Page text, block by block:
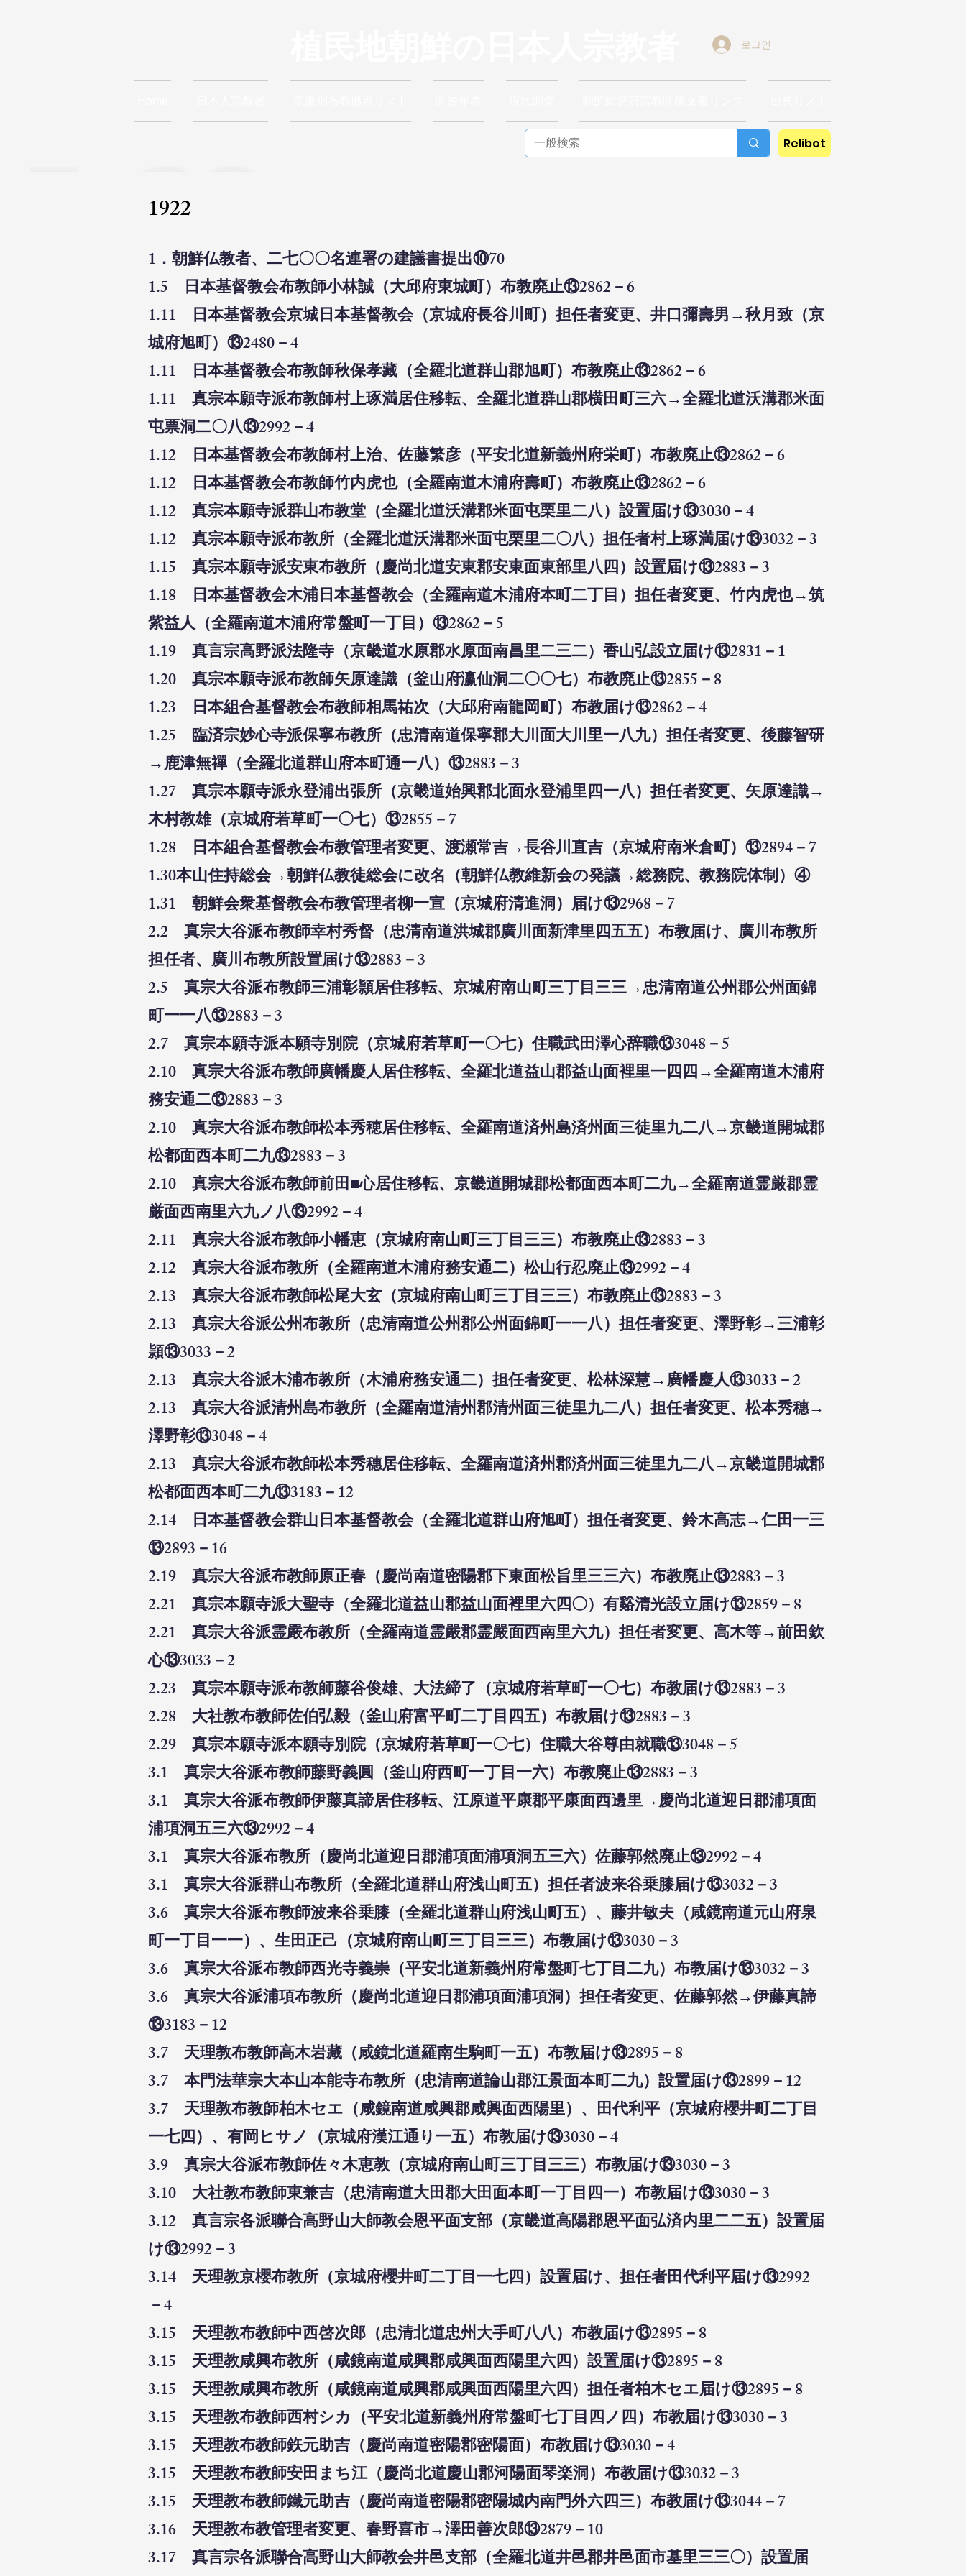
로그인
Relibot
1922
1．朝鮮仏教者、二七〇〇名連署の建議書提出⑩70
1.5 日本基督教会布教師小林誠（大邱府東城町）布教廃止⑬2862－6
1.11 日本基督教会京城日本基督教会（京城府長谷川町）担任者変更、井口彌壽男→秋月致（京
城府旭町）⑬2480－4
1.11 日本基督教会布教師秋保孝藏（全羅北道群山郡旭町）布教廃止⑬2862－6
1.11 真宗本願寺派布教師村上琢満居住移転、全羅北道群山郡横田町三六→全羅北道沃溝郡米面
屯票洞二〇八⑬2992－4
1.12 日本基督教会布教師村上治、佐藤繁彦（平安北道新義州府栄町）布教廃止⑬2862－6
1.12 日本基督教会布教師竹内虎也（全羅南道木浦府壽町）布教廃止⑬2862－6
1.12 真宗本願寺派群山布教堂（全羅北道沃溝郡米面屯栗里二八）設置届け⑬3030－4
1.12 真宗本願寺派布教所（全羅北道沃溝郡米面屯栗里二〇八）担任者村上琢満届け⑬3032－3
1.15 真宗本願寺派安東布教所（慶尚北道安東郡安東面東部里八四）設置届け⑬2883－3
1.18 日本基督教会木浦日本基督教会（全羅南道木浦府本町二丁目）担任者変更、竹内虎也→筑
紫益人（全羅南道木浦府常盤町一丁目）⑬2862－5
1.19 真言宗高野派法隆寺（京畿道水原郡水原面南昌里二三二）香山弘設立届け⑬2831－1
1.20 真宗本願寺派布教師矢原達識（釜山府瀛仙洞二〇〇七）布教廃止⑬2855－8
1.23 日本組合基督教会布教師相馬祐次（大邱府南龍岡町）布教届け⑬2862－4
1.25 臨済宗妙心寺派保寧布教所（忠清南道保寧郡大川面大川里一八九）担任者変更、後藤智研
→鹿津無禪（全羅北道群山府本町通一八）⑬2883－3
1.27 真宗本願寺派永登浦出張所（京畿道始興郡北面永登浦里四一八）担任者変更、矢原達識→
木村教雄（京城府若草町一〇七）⑬2855－7
1.28 日本組合基督教会布教管理者変更、渡瀬常吉→長谷川直吉（京城府南米倉町）⑬2894－7
1.30本山住持総会→朝鮮仏教徒総会に改名（朝鮮仏教維新会の発議→総務院、教務院体制）④
1.31 朝鮮会衆基督教会布教管理者柳一宣（京城府清進洞）届け⑬2968－7
2.2 真宗大谷派布教師幸村秀督（忠清南道洪城郡廣川面新津里四五五）布教届け、廣川布教所
担任者、廣川布教所設置届け⑬2883－3
2.5 真宗大谷派布教師三浦彰頴居住移転、京城府南山町三丁目三三→忠清南道公州郡公州面錦
町一一八⑬2883－3
2.7 真宗本願寺派本願寺別院（京城府若草町一〇七）住職武田澤心辞職⑬3048－5
2.10 真宗大谷派布教師廣幡慶人居住移転、全羅北道益山郡益山面裡里一四四→全羅南道木浦府
務安通二⑬2883－3
2.10 真宗大谷派布教師松本秀穂居住移転、全羅南道済州島済州面三徒里九二八→京畿道開城郡
松都面西本町二九⑬2883－3
2.10 真宗大谷派布教師前田■心居住移転、京畿道開城郡松都面西本町二九→全羅南道霊厳郡霊
厳面西南里六九ノ八⑬2992－4
2.11 真宗大谷派布教師小幡恵（京城府南山町三丁目三三）布教廃止⑬2883－3
2.12 真宗大谷派布教所（全羅南道木浦府務安通二）松山行忍廃止⑬2992－4
2.13 真宗大谷派布教師松尾大玄（京城府南山町三丁目三三）布教廃止⑬2883－3
2.13 真宗大谷派公州布教所（忠清南道公州郡公州面錦町一一八）担任者変更、澤野彰→三浦彰
頴⑬3033－2
2.13 真宗大谷派木浦布教所（木浦府務安通二）担任者変更、松林深慧→廣幡慶人⑬3033－2
2.13 真宗大谷派清州島布教所（全羅南道清州郡清州面三徒里九二八）担任者変更、松本秀穗→
澤野彰⑬3048－4
2.13 真宗大谷派布教師松本秀穗居住移転、全羅南道済州郡済州面三徒里九二八→京畿道開城郡
松都面西本町二九⑬3183－12
2.14 日本基督教会群山日本基督教会（全羅北道群山府旭町）担任者変更、鈴木高志→仁田一三
⑬2893－16
2.19 真宗大谷派布教師原正春（慶尚南道密陽郡下東面松旨里三三六）布教廃止⑬2883－3
2.21 真宗本願寺派大聖寺（全羅北道益山郡益山面裡里六四〇）有谿清光設立届け⑬2859－8
2.21 真宗大谷派霊嚴布教所（全羅南道霊嚴郡霊嚴面西南里六九）担任者変更、高木等→前田欽
心⑬3033－2
2.23 真宗本願寺派布教師藤谷俊雄、大法締了（京城府若草町一〇七）布教届け⑬2883－3
2.28 大社教布教師佐伯弘毅（釜山府富平町二丁目四五）布教届け⑬2883－3
2.29 真宗本願寺派本願寺別院（京城府若草町一〇七）住職大谷尊由就職⑬3048－5
3.1 真宗大谷派布教師藤野義圓（釜山府西町一丁目一六）布教廃止⑬2883－3
3.1 真宗大谷派布教師伊藤真諦居住移転、江原道平康郡平康面西邊里→慶尚北道迎日郡浦項面
浦項洞五三六⑬2992－4
3.1 真宗大谷派布教所（慶尚北道迎日郡浦項面浦項洞五三六）佐藤郭然廃止⑬2992－4
3.1 真宗大谷派群山布教所（全羅北道群山府浅山町五）担任者波来谷乗膝届け⑬3032－3
3.6 真宗大谷派布教師波来谷乗膝（全羅北道群山府浅山町五）、藤井敏夫（咸鏡南道元山府泉
町一丁目一一）、生田正己（京城府南山町三丁目三三）布教届け⑬3030－3
3.6 真宗大谷派布教師西光寺義崇（平安北道新義州府常盤町七丁目二九）布教届け⑬3032－3
3.6 真宗大谷派浦項布教所（慶尚北道迎日郡浦項面浦項洞）担任者変更、佐藤郭然→伊藤真諦
⑬3183－12
3.7 天理教布教師高木岩藏（咸鏡北道羅南生駒町一五）布教届け⑬2895－8
3.7 本門法華宗大本山本能寺布教所（忠清南道論山郡江景面本町二九）設置届け⑬2899－12
3.7 天理教布教師柏木セエ（咸鏡南道咸興郡咸興面西陽里）、田代利平（京城府櫻井町二丁目
一七四）、有岡ヒサノ（京城府漢江通り一五）布教届け⑬3030－4
3.9 真宗大谷派布教師佐々木恵教（京城府南山町三丁目三三）布教届け⑬3030－3
3.10 大社教布教師東兼吉（忠清南道大田郡大田面本町一丁目四一）布教届け⑬3030－3
3.12 真言宗各派聯合高野山大師教会恩平面支部（京畿道高陽郡恩平面弘済内里二二五）設置届
け⑬2992－3
3.14 天理教京櫻布教所（京城府櫻井町二丁目一七四）設置届け、担任者田代利平届け⑬2992
－4
3.15 天理教布教師中西啓次郎（忠清北道忠州大手町八八）布教届け⑬2895－8
3.15 天理教咸興布教所（咸鏡南道咸興郡咸興面西陽里六四）設置届け⑬2895－8
3.15 天理教咸興布教所（咸鏡南道咸興郡咸興面西陽里六四）担任者柏木セエ届け⑬2895－8
3.15 天理教布教師西村シカ（平安北道新義州府常盤町七丁目四ノ四）布教届け⑬3030－3
3.15 天理教布教師鉃元助吉（慶尚南道密陽郡密陽面）布教届け⑬3030－4
3.15 天理教布教師安田まち江（慶尚北道慶山郡河陽面琴楽洞）布教届け⑬3032－3
3.15 天理教布教師鐵元助吉（慶尚南道密陽郡密陽城内南門外六四三）布教届け⑬3044－7
3.16 天理教布教管理者変更、春野喜市→澤田善次郎⑬2879－10
3.17 真言宗各派聯合高野山大師教会井邑支部（全羅北道井邑郡井邑面市基里三三〇）設置届